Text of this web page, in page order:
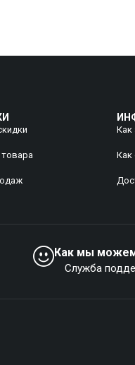
Как
Как
Как мы
Служба